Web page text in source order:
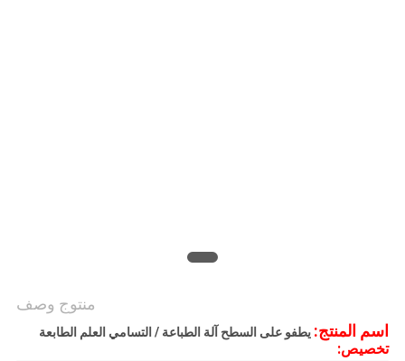
منتوج وصف
اسم المنتج: يطفو على السطح آلة الطباعة / التسامي العلم الطابعة
تخصيص: